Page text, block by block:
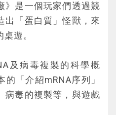
BMC Pulmonary Medi
抗原快篩的時機
蛋白」可以獲得「研究
蛋白是辨識病毒的依
結構蛋白，就可以研
有「膜」，可以分成
膜病毒」。若依照遺傳
病毒、雙鏈 DNA 病
是單股，可以再分成是
「正鏈」的意思是它
蛋白質。「負鏈」上面
要轉換成「正鏈」才
核苷酸組成
》是一個玩家們透過競
出「蛋白質」怪獸，來
遊。
及病毒複製的科學概
「介紹mRNA序列」
病毒的複製等，與遊戲